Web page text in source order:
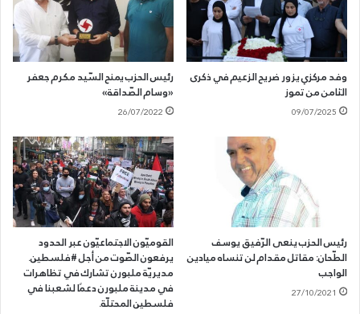
وفد مركزي يزور ضريح الزعيم في ذكرى
الثامن من تموز
09/07/2025
رئيس الحزب يمنح السّيد مكرم جعفر
«وسام الصّداقة»
26/07/2022
رئيس الحزب ينعى الرّفيق يوسف
الطّحان: مقاتل مقدام لن تنساه ميادين
الواجب
27/10/2021
القوميّون الاجتماعيّون عبر الحدود
يرفعون الصّوت من أجل #فلسطين.
مديريّة ملبورن تشارك في تظاهرات
في مدينة ملبورن دعمًا لشعبنا في
فلسطين المحتلّة.